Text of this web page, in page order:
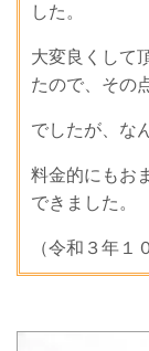
した。
大変良くして
たので、その
でしたが、な
料金的にもお
できました。
（令和３年１